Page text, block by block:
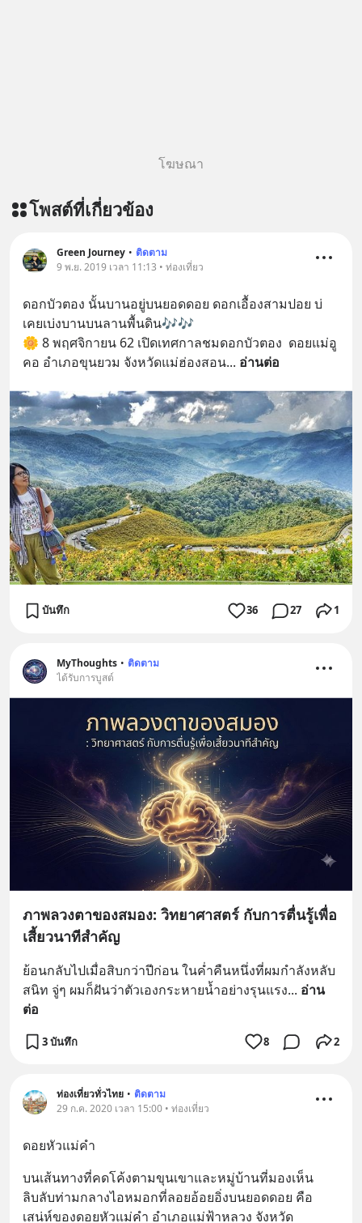
โฆษณา
โพสต์ที่เกี่ยวข้อง
Green Journey • ติดตาม
9 พ.ย. 2019 เวลา 11:13 • ท่องเที่ยว
ดอกบัวตอง นั้นบานอยู่บนยอดดอย ดอกเอื้องสามปอย บ่
เคยเบ่งบานบนลานพื้นดิน🎶🎶
🌼 8 พฤศจิกายน 62 เปิดเทศกาลชมดอกบัวตอง  ดอยแม่อู
คอ อำเภอขุนยวม จังหวัดแม่ฮ่องสอน... อ่านต่อ
บันทึก 36 27 1
MyThoughts • ติดตาม
ได้รับการบูสต์
ภาพลวงตาของสมอง: วิทยาศาสตร์ กับการตื่นรู้เพื่อ
เสี้ยวนาทีสำคัญ
ย้อนกลับไปเมื่อสิบกว่าปีก่อน ในค่ำคืนหนึ่งที่ผมกำลังหลับ
สนิท จู่ๆ ผมก็ฝันว่าตัวเองกระหายน้ำอย่างรุนแรง... อ่าน
ต่อ
3 บันทึก 8 2
ท่องเที่ยวทั่วไทย • ติดตาม
29 ก.ค. 2020 เวลา 15:00 • ท่องเที่ยว
ดอยหัวแม่คำ
บนเส้นทางที่คดโค้งตามขุนเขาและหมู่บ้านที่มองเห็น
ลิบลับท่ามกลางไอหมอกที่ลอยอ้อยอิ่งบนยอดดอย คือ
เสน่ห์ของดอยหัวแม่คำ อำเภอแม่ฟ้าหลวง จังหวัด